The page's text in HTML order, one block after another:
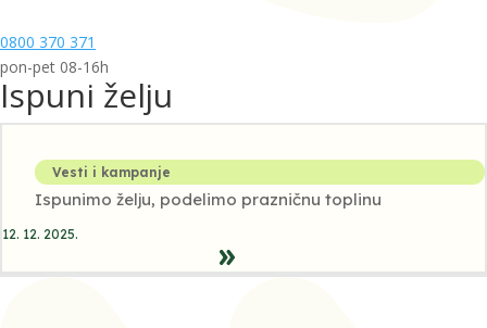
0800 370 371
pon-pet 08-16h
Ispuni želju
Vesti i kampanje
Ispunimo želju, podelimo prazničnu toplinu
12. 12. 2025.